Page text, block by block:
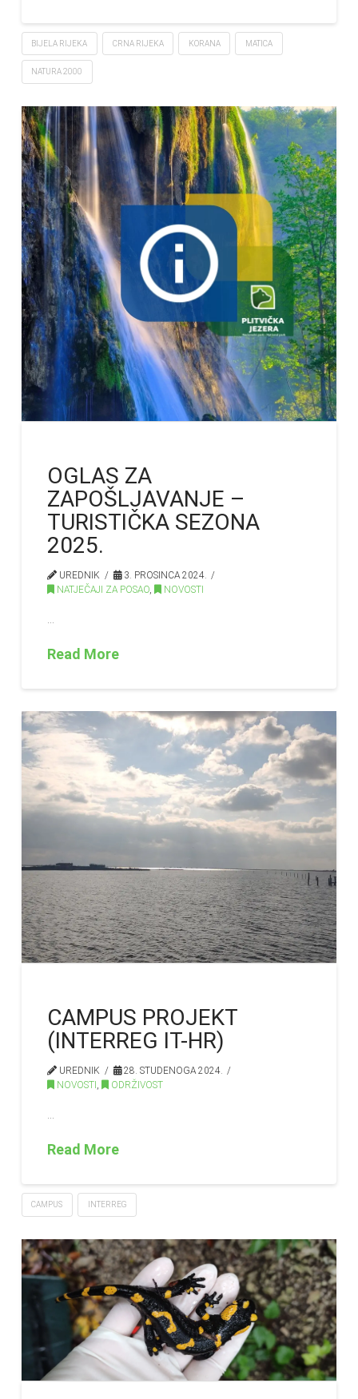
BIJELA RIJEKA CRNA RIJEKA KORANA MATICA
NATURA 2000
OGLAS ZA
ZAPOŠLJAVANJE –
TURISTIČKA SEZONA
2025.
UREDNIK
3. PROSINCA 2024.
NATJEČAJI ZA POSAO
NOVOSTI
…
Read More
CAMPUS PROJEKT
(INTERREG IT-HR)
UREDNIK
28. STUDENOGA 2024.
NOVOSTI , ODRŽIVOST
…
Read More
CAMPUS INTERREG